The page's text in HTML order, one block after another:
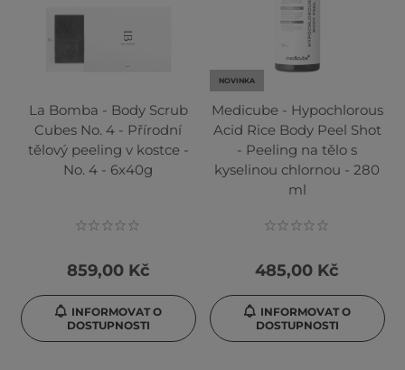
La Bomba - Body Scrub
Cubes No. 4 - Přírodní
tělový peeling v kostce -
No. 4 - 6x40g
859,00 Kč
INFORMOVAT O
DOSTUPNOSTI
NOVINKA
Medicube - Hypochlorous
Acid Rice Body Peel Shot
- Peeling na tělo s
kyselinou chlornou - 280
ml
485,00 Kč
INFORMOVAT O
DOSTUPNOSTI